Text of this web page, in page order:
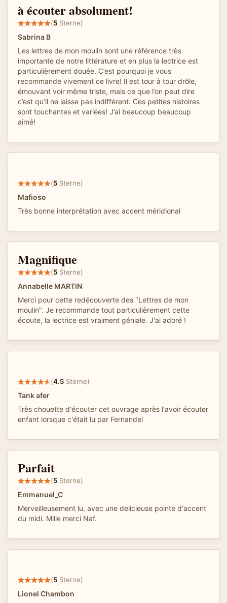
à écouter absolument!
(5 Sterne)
Sabrina B
Les lettres de mon moulin sont une référence très
importante de notre littérature et en plus la lectrice est
particulièrement douée. C’est pourquoi je vous
recommande vivement ce livre! Il est tour à tour drôle,
émouvant voir même triste, mais ce que l’on peut dire
c’est qu’il ne laisse pas indifférent. Ces petites histoires
sont touchantes et variées! J’ai beaucoup beaucoup
aimé!
(5 Sterne)
Mafioso
Très bonne interprétation avec accent méridional
Magnifique
(5 Sterne)
Annabelle MARTIN
Merci pour cette redécouverte des "Lettres de mon
moulin". Je recommande tout particulièrement cette
écoute, la lectrice est vraiment géniale. J'ai adoré !
(4.5 Sterne)
Tank afer
Très chouette d'écouter cet ouvrage après l'avoir écouter
enfant lorsque c'était lu par Fernandel
Parfait
(5 Sterne)
Emmanuel_C
Merveilleusement lu, avec une delicieuse pointe d'accent
du midi. Mille merci Naf.
(5 Sterne)
Lionel Chambon